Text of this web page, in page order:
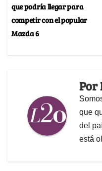
que podría llegar para
competir con el popular
Mazda 6
Por
que
del
está